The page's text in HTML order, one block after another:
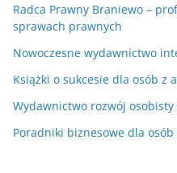
Radca Prawny Braniewo –
sprawach prawnych
Nowoczesne wydawnictwo
Książki o sukcesie dla osób z
Wydawnictwo rozwój
Poradniki biznesowe dla